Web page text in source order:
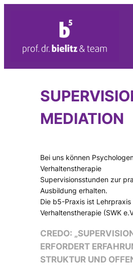
MEDIATION
Bei uns können
Verhaltenstherapie
Supervisionsstunden zur
Ausbildung erhalten.
Die b5-Praxis ist Lehrpraxis
Verhaltenstherapie (SWK
CREDO:
ERFORDERT
STRUKTUR UND